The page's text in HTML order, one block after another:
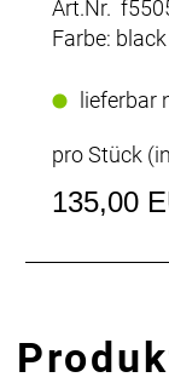
Art.Nr.
Farbe:
lieferbar
pro Stück
135,00